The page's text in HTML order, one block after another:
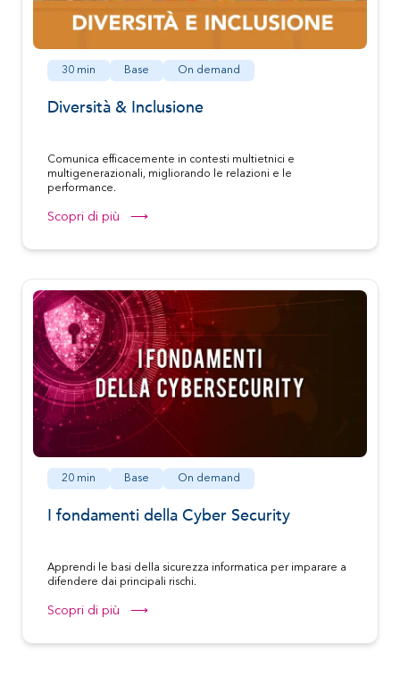
30 min Base On demand
Diversità & Inclusione
Comunica efficacemente in contesti multietnici e
multigenerazionali, migliorando le relazioni e le
performance.
Scopri di più ⟶
20 min Base On demand
I fondamenti della Cyber Security
Apprendi le basi della sicurezza informatica per imparare a
difendere dai principali rischi.
Scopri di più ⟶